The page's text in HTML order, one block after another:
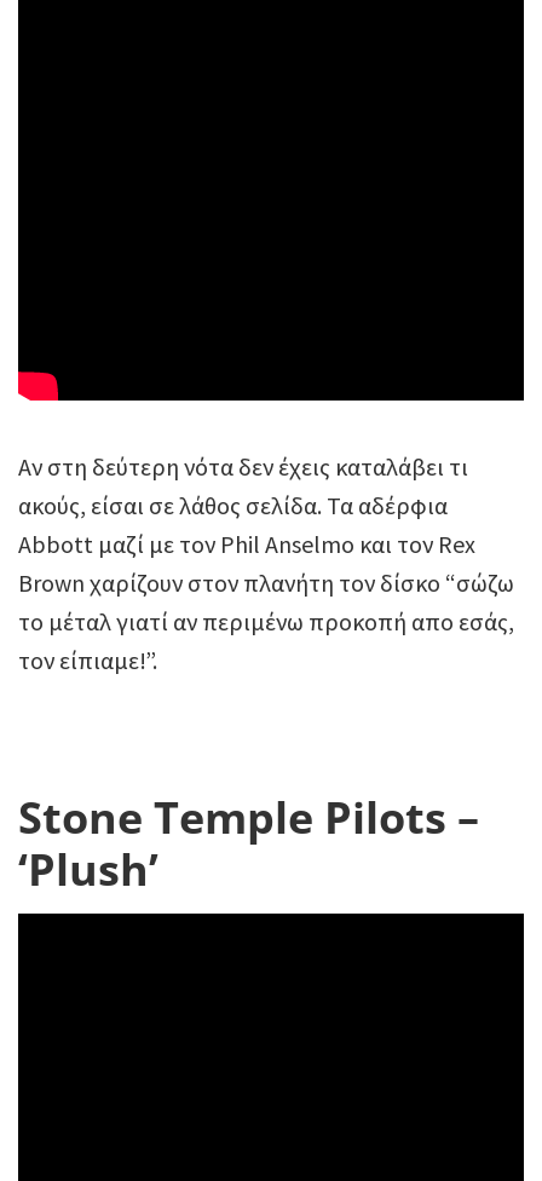
Αν στη δεύτερη νότα δεν έχεις καταλάβει τι
ακούς, είσαι σε λάθος σελίδα. Τα αδέρφια
Abbott μαζί με τον Phil Anselmo και τον Rex
Brown χαρίζουν στον πλανήτη τον δίσκο “σώζω
το μέταλ γιατί αν περιμένω προκοπή απο εσάς,
τον είπιαμε!”.
Stone Temple Pilots –
‘Plush’